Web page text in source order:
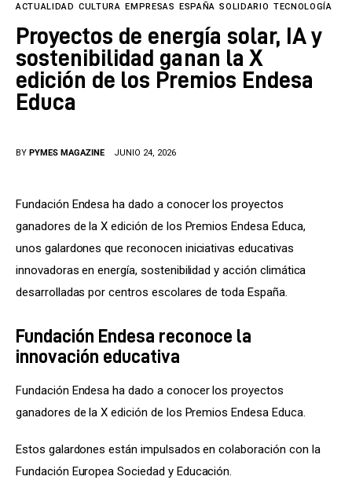
Cultura
LifeStyle
Directorio
ACTUALIDAD CULTURA EMPRESAS ESPAÑA SOLIDARIO TECNOLOGÍA
Proyectos de energía solar, IA y
sostenibilidad ganan la X
edición de los Premios Endesa
Educa
BY PYMES MAGAZINE JUNIO 24, 2026
Fundación Endesa ha dado a conocer los proyectos
ganadores de la X edición de los Premios Endesa Educa,
unos galardones que reconocen iniciativas educativas
innovadoras en energía, sostenibilidad y acción climática
desarrolladas por centros escolares de toda España.
Fundación Endesa reconoce la
innovación educativa
Fundación Endesa ha dado a conocer los proyectos
ganadores de la X edición de los Premios Endesa Educa.
Estos galardones están impulsados en colaboración con la
Fundación Europea Sociedad y Educación.